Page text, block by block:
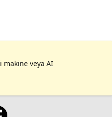
makine veya AI